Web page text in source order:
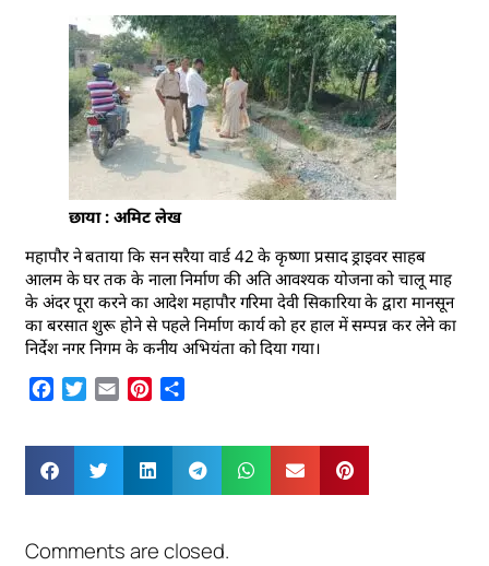
छाया : अमिट लेख
महापौर ने बताया कि सन सरैया वार्ड 42 के कृष्णा प्रसाद ड्राइवर साहब
आलम के घर तक के नाला निर्माण की अति आवश्यक योजना को चालू माह
के अंदर पूरा करने का आदेश महापौर गरिमा देवी सिकारिया के द्वारा मानसून
का बरसात शुरू होने से पहले निर्माण कार्य को हर हाल में सम्पन्न कर लेने का
निर्देश नगर निगम के कनीय अभियंता को दिया गया।
Facebook
Twitter
Email Pinterest
Comments are closed.